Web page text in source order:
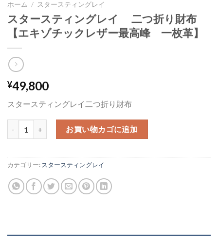
ホーム / スタースティングレイ
スタースティングレイ 二つ折り財布
【エキゾチックレザー最高峰 一枚革】
¥49,800
スタースティングレイ二つ折り財布
スタースティングレイ 二つ折り財布【エキゾチックレザー最高
お買い物カゴに追加
カテゴリー:スタースティングレイ